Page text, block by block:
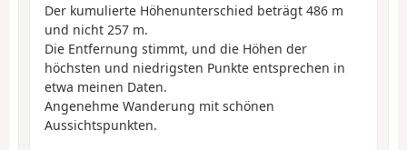
Der kumulierte Höhenunterschied beträgt 486 m
und nicht 257 m.
Die Entfernung stimmt, und die Höhen der
höchsten und niedrigsten Punkte entsprechen in
etwa meinen Daten.
Angenehme Wanderung mit schönen
Aussichtspunkten.